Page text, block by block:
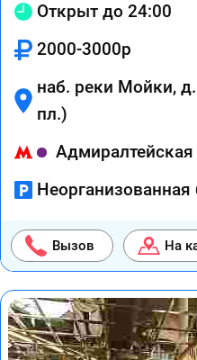
Открыт до 24:00
2000-3000р
наб. реки Мойки,
пл.)
Адмиралтейская
Неорганизованная
Вызов На